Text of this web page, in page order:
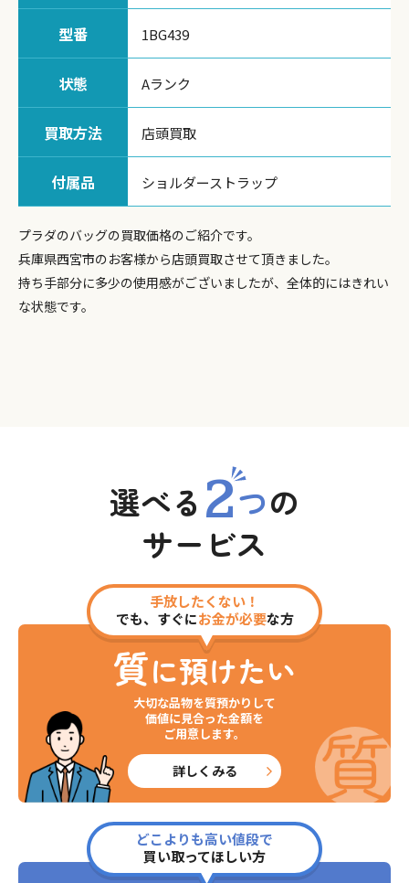
型番 1BG439
状態 Aランク
買取方法 店頭買取
付属品 ショルダーストラップ
プラダのバッグの買取価格のご紹介です。
兵庫県西宮市のお客様から店頭買取させて頂きました。
持ち手部分に多少の使用感がございましたが、全体的にはきれい
な状態です。
選べる 2つの
サービス
手放したくない！
でも、すぐにお金が必要な方
質に預けたい
大切な品物を質預かりして
価値に見合った金額を
ご用意します。
詳しくみる
どこよりも高い値段で
買い取ってほしい方